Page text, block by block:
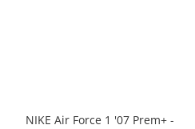
NIKE Air Force 1 '07 Prem+ -